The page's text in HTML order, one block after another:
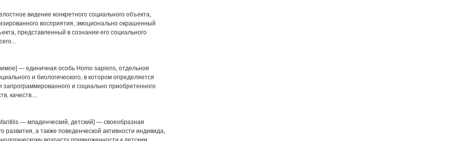
видение конкретного социального объекта,
восприятия, эмоционально окрашенный
представленный в сознании его социального
— единичная особь Homo sapiens, отдельное
и биологического, в котором определяется
запрограммированного и социально приобретенного
качеств....
— младенческий, детский] — своеобразная
развития, а также поведенческой активности индивида,